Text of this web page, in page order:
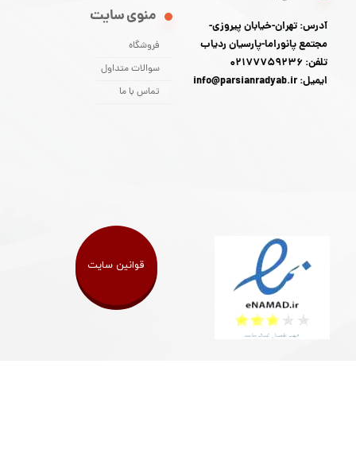
منوی سایت
فروشگاه
سوالات متداول
تماس با ما
آدرس: تهران-خیابان پیروزی-
مجتمع پانوراما-پارسیان ردیاب
تلفن: 02177759236
ایمیل: info@parsianradyab.ir
قوانین سایت